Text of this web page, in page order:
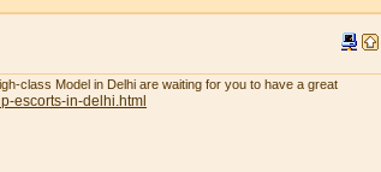
class Model in Delhi are waiting for you to have a great
escorts-in-delhi.html